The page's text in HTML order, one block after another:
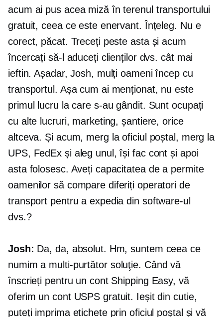
acum ai pus acea miză în terenul transportului
gratuit, ceea ce este enervant. Înțeleg. Nu e
corect, păcat. Treceți peste asta și acum
încercați să-l aduceți clienților dvs. cât mai
ieftin. Așadar, Josh, mulți oameni încep cu
transportul. Așa cum ai menționat, nu este
primul lucru la care s-au gândit. Sunt ocupați
cu alte lucruri, marketing, șantiere, orice
altceva. Și acum, merg la oficiul poștal, merg la
UPS, FedEx și aleg unul, își fac cont și apoi
asta folosesc. Aveți capacitatea de a permite
oamenilor să compare diferiți operatori de
transport pentru a expedia din software-ul
dvs.?
Josh: Da, da, absolut. Hm, suntem ceea ce
numim a multi-purtătorsoluţie. Când vă
înscrieți pentru un cont Shipping Easy, vă
oferim un cont USPS gratuit. Ieșit din cutie,
puteți imprima etichete prin oficiul poștal și vă